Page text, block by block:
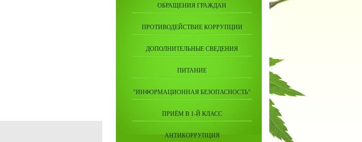
ОБРАЩЕНИЯ ГРАЖДАН
ПРОТИВОДЕЙСТВИЕ КОРРУПЦИИ
ДОПОЛНИТЕЛЬНЫЕ СВЕДЕНИЯ
ПИТАНИЕ
"ИНФОРМАЦИОННАЯ БЕЗОПАСНОСТЬ"
ПРИЁМ В 1-Й КЛАСС
АНТИКОРРУПЦИЯ